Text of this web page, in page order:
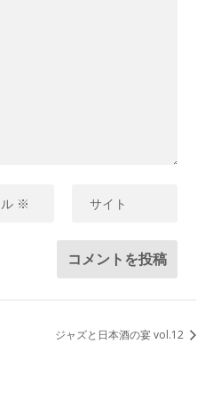
ジャズと日本酒の宴 vol.12